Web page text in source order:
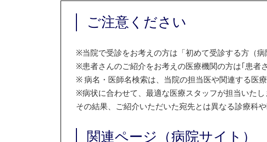
ご注意ください
※当院で受診をお考えの方は「初めて受診する方（病
※患者さんのご紹介をお考えの医療機関の方は｢患
※病名・医師名検索は、当院の担当医や関連する医
※病状に合わせて、最適な医療スタッフが担当いたし
その結果、ご紹介いただいた宛先とは異なる診療科
関連ページ（病院サイト）